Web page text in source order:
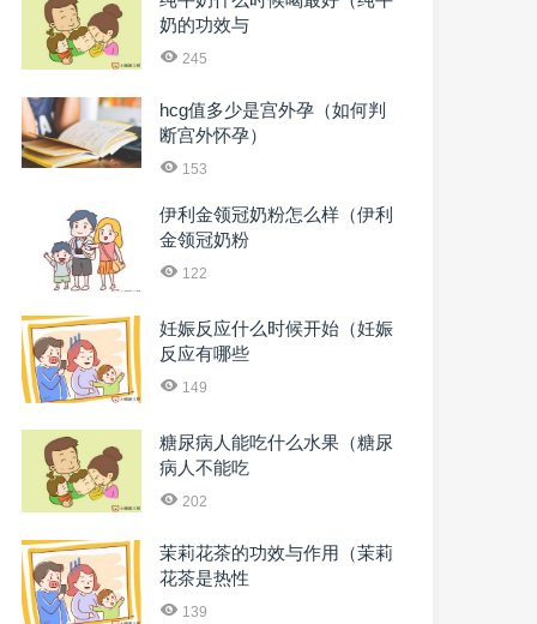
奶的功效与
245
hcg值多少是宫外孕（如何判
断宫外怀孕）
153
伊利金领冠奶粉怎么样（伊利
金领冠奶粉
122
妊娠反应什么时候开始（妊娠
反应有哪些
149
糖尿病人能吃什么水果（糖尿
病人不能吃
202
茉莉花茶的功效与作用（茉莉
花茶是热性
139